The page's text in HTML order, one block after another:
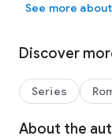
je vse, kar si je
Dokler ne pridejo
See more
Discover
Series
About the